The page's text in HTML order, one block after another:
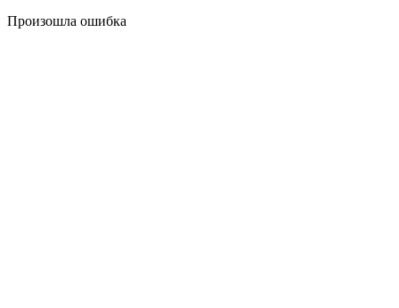
Произошла ошибка